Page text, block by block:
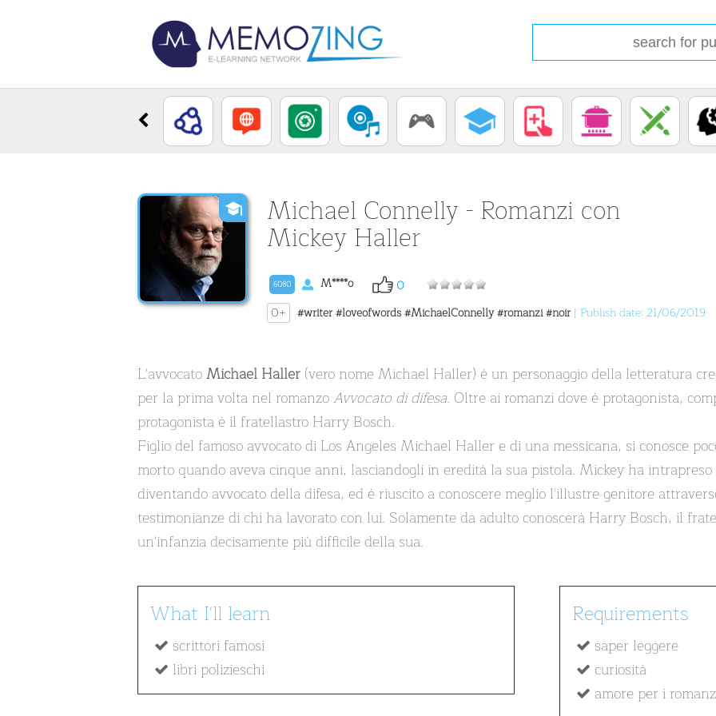
Michael Connelly - Romanzi con
Mickey Haller
6080 M****o
0
0+
#writer#loveofwords#MichaelConnelly#romanzi#noir| Publish date: 21/06/2019
L'avvocatoMichael Haller (vero nome Michael Haller) è un personaggio della letteratura
per la prima volta nel romanzoAvvocato di difesa. Oltre ai romanzi dove è protagonista,
protagonista è il fratellastro Harry Bosch.
Figlio del famoso avvocato di Los Angeles Michael Haller e di una messicana, si conosce
morto quando aveva cinque anni, lasciandogli in eredità la sua pistola. Mickey ha
diventando avvocato della difesa, ed è riuscito a conoscere meglio l'illustre genitore
testimonianze di chi ha lavorato con lui. Solamente da adulto conoscerà Harry Bosch, il
un'infanzia decisamente più difficile della sua.
What I'll learn
scrittori famosi
libri polizieschi
Requirements
saper leggere
curiosità
amore per i